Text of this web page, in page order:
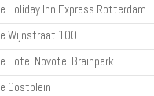
Holiday Inn Express Rotterdam
Wijnstraat 100
Hotel Novotel Brainpark
Oostplein